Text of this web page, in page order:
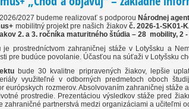
2027 budeme realizovať s podporou Národnej
mobilitný projekt pre našich žiakovč.2026-1-SK01-
2. a 3. ročníka maturitného štúdia – 28 mobility, 2
je prostredníctvom zahraničnej stáže v Lotyšsku a
pre budúce povolanie. Účasťou na súťaži v Lotyšsku
bude 30 kvalitne pripravených žiakov, lepšie
využiteľné v odborných predmetoch oboch
európskych rozmerov. Absolvovaním zahraničnej
prostredie. Prezentáciou výsledkov stáže pred
zahraničné partnerstvá medzi organizáciami a učiteľmi